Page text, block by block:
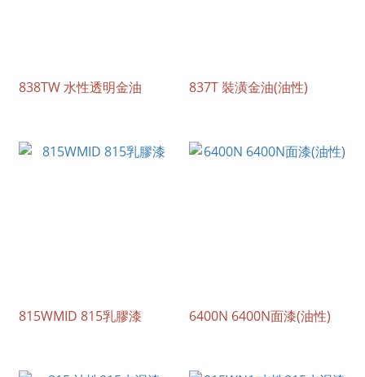
838TW 水性透明金油 837T 裝潢金油(油性)
815WMID 815乳膠漆 6400N 6400N面漆(油性)